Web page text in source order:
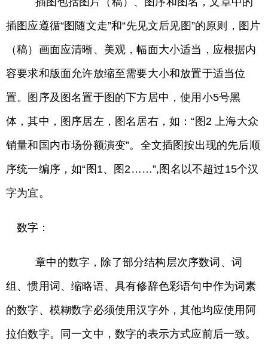
插图应遵循“图随文走”和“先见文后见图”的原则，图片
（稿）画面应清晰、美观，幅面大小适当，应根据内
容要求和版面允许放缩至需要大小和放置于适当位
置。图序及图名置于图的下方居中，使用小5号黑
体，其中，图序居左，图名居右，如：“图2 上海大众
销量和国内市场份额演变”。全文插图按出现的先后顺
序统一编序，如“图1、图2……”,图名以不超过15个汉
字为宜。
数字：
章中的数字，除了部分结构层次序数词、词
组、惯用词、缩略语、具有修辞色彩语句中作为词素
的数字、模糊数字必须使用汉字外，其他均应使用阿
拉伯数字。同一文中，数字的表示方式应前后一致。